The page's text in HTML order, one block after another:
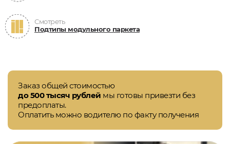
Смотреть
Подтипы модульного паркета
Заказ общей стоимостью
до 500 тысяч рублей мы готовы привезти без
предоплаты.
Оплатить можно водителю по факту получения